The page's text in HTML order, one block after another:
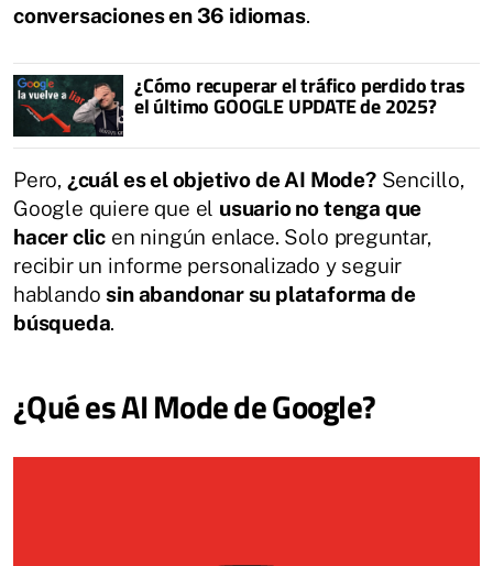
conversaciones en 36 idiomas.
¿Cómo recuperar el tráfico perdido tras
el último GOOGLE UPDATE de 2025?
Pero, ¿cuál es el objetivo de AI Mode?Sencillo,
Google quiere que el usuario no tenga que
hacer clic en ningún enlace. Solo preguntar,
recibir un informe personalizado y seguir
hablandosin abandonar su plataforma de
búsqueda.
¿Qué es AI Mode de Google?